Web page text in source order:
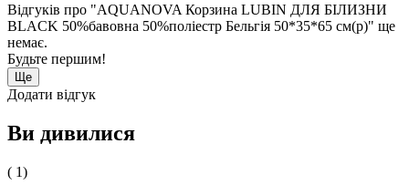
Відгуків про "AQUANOVA Корзина LUBIN ДЛЯ БІЛИЗНИ
BLACK 50%бавовна 50%поліестр Бельгія 50*35*65 см(р)" ще
немає.
Будьте першим!
Ще
Додати відгук
Ви дивилися
( 1)